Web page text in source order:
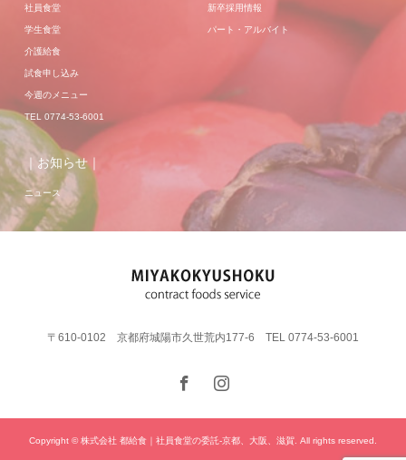
社員食堂
学生食堂
介護給食
試食申し込み
今週のメニュー
TEL 0774-53-6001
新卒採用情報
パート・アルバイト
｜お知らせ｜
ニュース
〒610-0102 京都府城陽市久世荒内177-6 TEL 0774-53-6001
Copyright © 株式会社 都給食｜社員食堂の委託-京都、大阪、滋賀. All rights reserved.